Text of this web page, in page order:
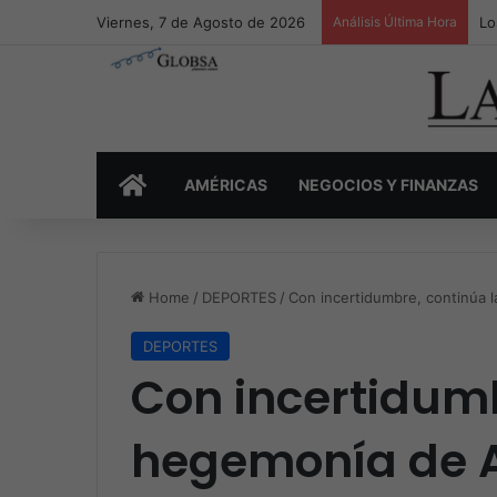
Viernes, 7 de Agosto de 2026 Análisis Última Hora
INICIOAMÉRICAS NEGOCIOS Y FINANZAS
Home / DEPORTES / Con incertidumbre, continúa
DEPORTES
Con
hegemonía de